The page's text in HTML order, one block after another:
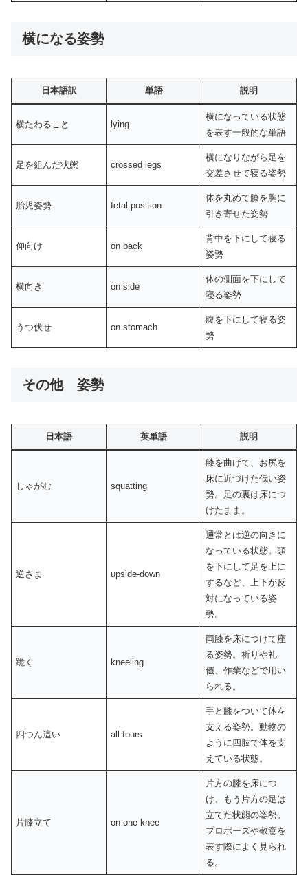
横になる姿勢
日本語訳 単語 説明
横たわること lying
横になっている状態
を表す一般的な単語
足を組んだ状態 crossed legs
横になりながら足を
交差させて寝る姿勢
胎児姿勢 fetal position
体を丸めて膝を胸に
引き寄せた姿勢
仰向け on back
背中を下にして寝る
姿勢
横向き on side
体の側面を下にして
寝る姿勢
うつ伏せ on stomach
腹を下にして寝る姿
勢
その他 姿勢
日本語 英単語 説明
しゃがむ squatting
膝を曲げて、お尻を
床に近づけた低い姿
勢。足の裏は床につ
けたまま。
逆さま upside-down
通常とは逆の向きに
なっている状態。頭
を下にして足を上に
するなど、上下が反
対になっている姿
勢。
跪く kneeling
両膝を床につけて座
る姿勢。祈りや礼
儀、作業などで用い
られる。
四つん這い all fours
手と膝をついて体を
支える姿勢。動物の
ように四肢で体を支
えている状態。
片膝立て on one knee
片方の膝を床につ
け、もう片方の足は
立てた状態の姿勢。
プロポーズや敬意を
表す際によく見られ
る。